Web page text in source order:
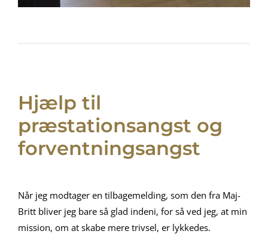
Hjælp til
præstationsangst og
forventningsangst
Når jeg modtager en tilbagemelding, som den fra Maj-
Britt bliver jeg bare så glad indeni, for så ved jeg, at min
mission, om at skabe mere trivsel, er lykkedes.